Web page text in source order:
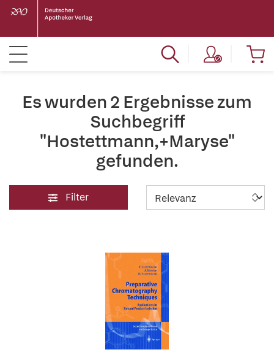
Es wurden 2 Ergebnisse zum
Suchbegriff
"Hostettmann,+Maryse"
gefunden.
Filter